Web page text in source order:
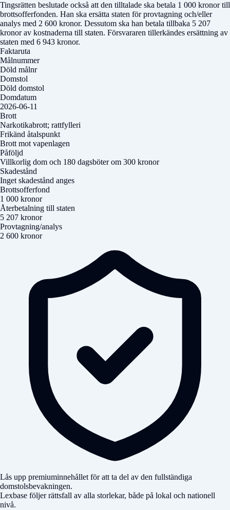
Tingsrätten beslutade också att den tilltalade ska betala 1 000 kronor till
brottsofferfonden. Han ska ersätta staten för provtagning och/eller
analys med 2 600 kronor. Dessutom ska han betala tillbaka 5 207
kronor av kostnaderna till staten. Försvararen tillerkändes ersättning av
staten med 6 943 kronor.
Faktaruta
Målnummer
Döld målnr
Domstol
Döld domstol
Domdatum
2026-06-11
Brott
Narkotikabrott; rattfylleri
Frikänd åtalspunkt
Brott mot vapenlagen
Påföljd
Villkorlig dom och 180 dagsböter om 300 kronor
Skadestånd
Inget skadestånd anges
Brottsofferfond
1 000 kronor
Återbetalning till staten
5 207 kronor
Provtagning/analys
2 600 kronor
Lås upp premiuminnehållet för att ta del av den fullständiga
domstolsbevakningen.
Lexbase följer rättsfall av alla storlekar, både på lokal och nationell
nivå.